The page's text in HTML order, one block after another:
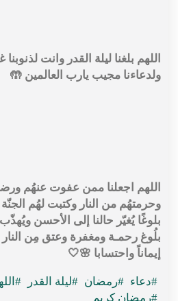
‏اللهم بلغنا ليلة القدر وانت لذنوبنا
ولدعاءنا مجيب يارب العالمين 🤲
‏اللهم اجعلنا ممن عفوت عنهُم
وحرمتهُم من النار وكتبت لهُم الجنّة
بلوغًا يُغيّر حالنا إلى الأحسن
بلُوغ رحمـة ومغفرة وعتق مِن النار
إيماناً واحتسابا 🌸🤍
#دعاء #رمضان #ليلة القدر
#رمضان كريم